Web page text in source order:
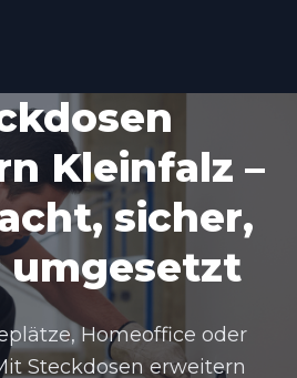
Kleinfalz –
sicher,
umgesetzt
Homeoffice oder
Steckdosen erweitern